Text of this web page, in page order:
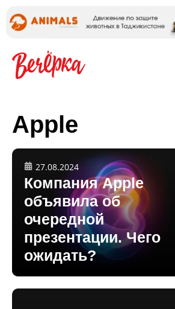
Apple
27.08.2024
Компания Apple
объявила об
очередной
презентации. Чего
ожидать?